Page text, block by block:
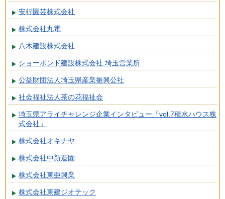
安行園芸株式会社
株式会社丸電
八木建設株式会社
ショーボンド建設株式会社 埼玉営業所
公益財団法人埼玉県産業振興公社
社会福祉法人茶の花福祉会
埼玉県アライチャレンジ企業インタビュー「vol.7積水ハウス株
式会社」
株式会社オキナヤ
株式会社中新造園
株式会社東亜興業
株式会社東建ジオテック